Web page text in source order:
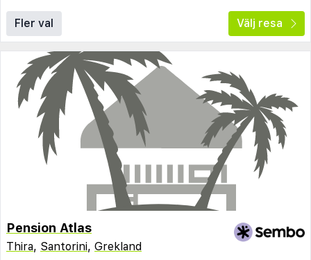
Fler val Välj resa
Pension Atlas
Thira, Santorini, Grekland